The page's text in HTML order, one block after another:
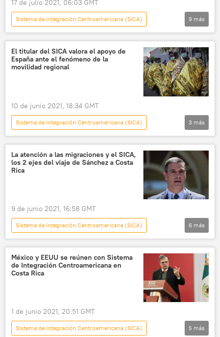
17 de julio 2021, 06:03 GMT
Sistema de Integración Centroamericana (SICA)
América Latina
Japón
Guatemala
cambio climático
desastres naturales
coronavirus
COVID-19
9 más
El titular del SICA valora el apoyo de
España ante el fenómeno de la
movilidad regional
10 de junio 2021, 18:34 GMT
Sistema de Integración Centroamericana (SICA)
España
Guatemala
Marco Integral Regional de Protección y Soluciones (MIRPS)
3 más
La atención a las migraciones y el SICA,
los 2 ejes del viaje de Sánchez a Costa
Rica
9 de junio 2021, 16:58 GMT
Sistema de Integración Centroamericana (SICA)
España
Pedro Sánchez
Costa Rica
Centroamérica
migración
visita oficial
6 más
México y EEUU se reúnen con Sistema
de Integración Centroamericana en
Costa Rica
1 de junio 2021, 20:51 GMT
Sistema de Integración Centroamericana (SICA)
5 más